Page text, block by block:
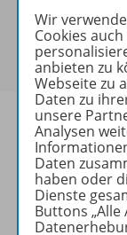
Sie haben ein
Um den für
sich bitte an.
Wir
Cookies
anbieten zu
Webseite zu
Daten zu
unsere
Analysen
Daten
haben oder
Dienste
Buttons „Alle